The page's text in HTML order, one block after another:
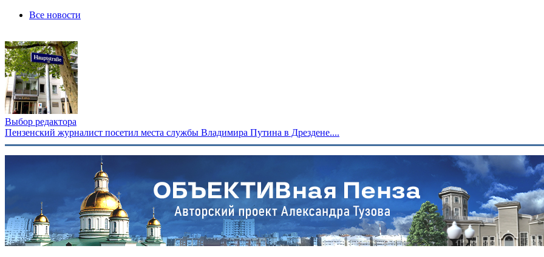
Все новости
Выбор редактора
Пензенский журналист посетил места службы Владимира Путина в Дрездене....